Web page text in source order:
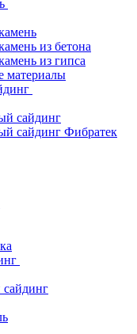
из бетона
из гипса
материалы
сайдинг
сайдинг Фибратек